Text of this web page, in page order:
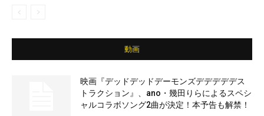
動画
映画『デッドデッドデーモンズデデデデデス
トラクション』、ano・幾田りらによるスペシ
ャルコラボソング2曲が決定！本予告も解禁！